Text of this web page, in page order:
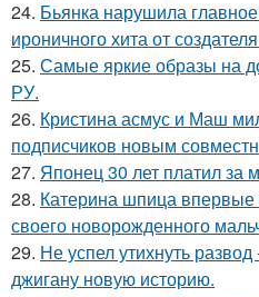
24. Бьянка нарушила
ироничного хита от
25. Самые яркие образы на
РУ.
26. Кристина асмус и Маш
подписчиков новым
27. Японец 30 лет платил за
28. Катерина шпица
своего новорожденного
29. Не успел утихнуть
джигану новую историю.